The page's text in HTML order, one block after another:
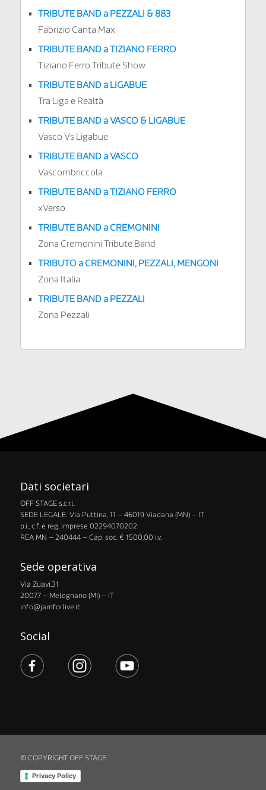
TRIBUTE BAND a PEZZALI & 883
Fabrizio Canta Max
TRIBUTE BAND a TIZIANO FERRO
Tiziano Ferro Tribute Show
TRIBUTE BAND a LIGABUE
Tra Liga e Realtà
TRIBUTE BAND a VASCO & LIGABUE
Vasco Vs Ligabue
TRIBUTE BAND a VASCO
Vascombriccola
TRIBUTE BAND a TIZIANO FERRO
xVerso
TRIBUTE BAND a CREMONINI
Zona Cremonini Tribute Band
TRIBUTO a CREMONINI, PEZZALI, MENGONI
Zona Italia
TRIBUTE BAND a PEZZALI
Zona Pezzali
Dati societari
OFF STAGE s.c.r.l.
​SEDE LEGALE: Via Puttina, 11 – 46019 Viadana (MN) – IT
p.i., c.f. e reg. imprese 02294070202
​REA MN – 240444 – Cap. soc. € 1500,00 i.v.
Sede operativa
Via Zuavi,31
20077 – Melegnano (MI) – IT
info@jamforlive.it
Social
© COPYRIGHT OFF STAGE.
Privacy Policy